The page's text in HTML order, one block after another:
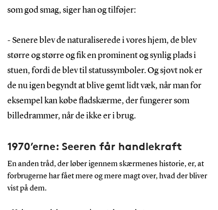
som god smag, siger han og tilføjer:
- Senere blev de naturaliserede i vores hjem, de blev
større og større og fik en prominent og synlig plads i
stuen, fordi de blev til statussymboler. Og sjovt nok er
de nu igen begyndt at blive gemt lidt væk, når man for
eksempel kan købe fladskærme, der fungerer som
billedrammer, når de ikke er i brug.
1970’erne: Seeren får handlekraft
En anden tråd, der løber igennem skærmenes historie, er, at
forbrugerne har fået mere og mere magt over, hvad der bliver
vist på dem.